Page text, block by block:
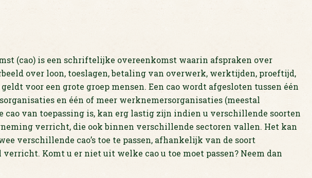
(cao) is een schriftelijke overeenkomst waarin afspraken over
over loon, toeslagen, betaling van overwerk, werktijden, proeftijd,
voor een grote groep mensen. Een cao wordt afgesloten tussen één
en één of meer werknemersorganisaties (meestal
van toepassing is, kan erg lastig zijn indien u verschillende soorten
verricht, die ook binnen verschillende sectoren vallen. Het kan
verschillende cao’s toe te passen, afhankelijk van de soort
Komt u er niet uit welke cao u toe moet passen? Neem dan